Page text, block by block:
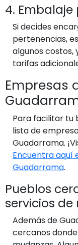
4. Embalaje
Si decides
pertenencias,
algunos costos,
tarifas
Empresas
Para facilitar tu
lista de
Guadarrama.
Encuentra aquí
Guadarrama.
Pueblos
servicios
Además de
cercanos